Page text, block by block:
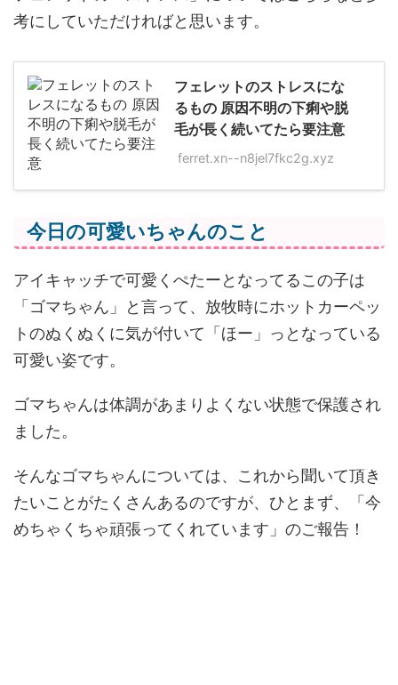
考にしていただければと思います。
フェレットのストレスにな
るもの 原因不明の下痢や脱
毛が長く続いてたら要注意
ferret.xn--n8jel7fkc2g.xyz
今日の可愛いちゃんのこと
アイキャッチで可愛くぺたーとなってるこの子は
「ゴマちゃん」と言って、放牧時にホットカーペッ
トのぬくぬくに気が付いて「ほー」っとなっている
可愛い姿です。
ゴマちゃんは体調があまりよくない状態で保護され
ました。
そんなゴマちゃんについては、これから聞いて頂き
たいことがたくさんあるのですが、ひとまず、「今
めちゃくちゃ頑張ってくれています」のご報告！